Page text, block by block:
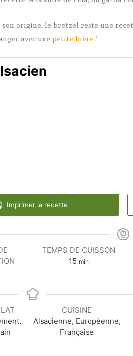
origine, le bretzel reste une
avec une petite bière !
Imprimer la recette
TEMPS DE CUISSON
15 min
CUISINE
Alsacienne, Européenne,
Française